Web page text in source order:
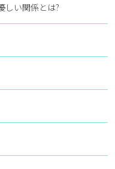
しい関係とは?